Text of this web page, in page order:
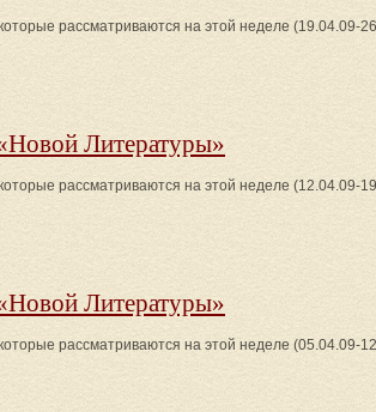
рассматриваются на этой неделе (19.04.09-
Литературы»
рассматриваются на этой неделе (12.04.09-
Литературы»
рассматриваются на этой неделе (05.04.09-